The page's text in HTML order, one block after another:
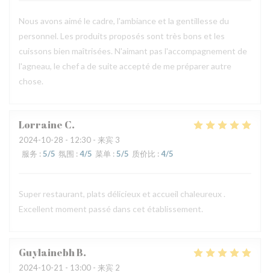
Nous avons aimé le cadre, l'ambiance et la gentillesse du
personnel. Les produits proposés sont très bons et les
cuissons bien maîtrisées. N'aimant pas l'accompagnement de
l'agneau, le chef a de suite accepté de me préparer autre
chose.
Lorraine C
2024-10-28 - 12:30 - 来宾 3
服务 : 5/5 氛围 : 4/5 菜单 : 5/5 质价比 : 4/5
Super restaurant, plats délicieux et accueil chaleureux .
Excellent moment passé dans cet établissement.
GuylainebhB
2024-10-21 - 13:00 - 来宾 2